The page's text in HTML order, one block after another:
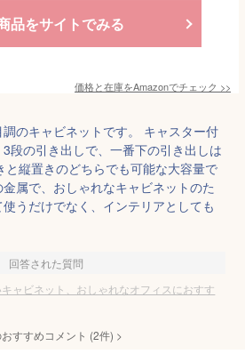
品をサイトでみる
価格と在庫をAmazonでチェック >>
のキャビネットです。 キャスター付
段の引き出しで、一番下の引き出しは
と縦置きのどちらでも可能な大容量で
属で、おしゃれなキャビネットのた
うだけでなく、インテリアとしても
回答された質問
ャビネット、おしゃれなオフィスにおすす
すすめコメント (2件) >